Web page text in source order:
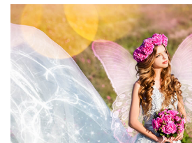
Bokeh Complete Collection (650
Large 6000*4000px
Entire Collection
(1783 Overlays)
Large 6000*4000px